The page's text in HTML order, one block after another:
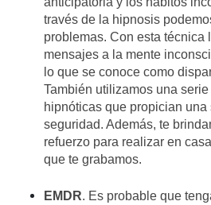
través de la hipnosis
problemas. Con esta técnica
mensajes a la mente
lo que se conoce como
También utilizamos una
hipnóticas que propician
seguridad. Además, te
refuerzo para realizar en
que te grabamos.
EMDR. Es probable que